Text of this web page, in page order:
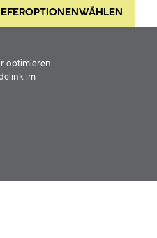
WÄHLEN
optimieren
im